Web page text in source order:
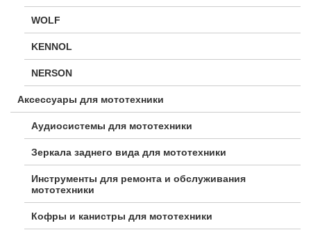
WOLF
KENNOL
NERSON
Аксессуары для мототехники
Аудиосистемы для мототехники
Зеркала заднего вида для мототехники
Инструменты для ремонта и обслуживания
мототехники
Кофры и канистры для мототехники